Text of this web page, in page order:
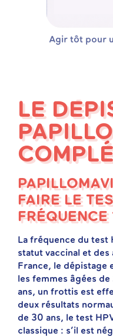
Agir tôt pour
LE
FAIRE LE
FRÉQUENCE
La fréquence du test
statut vaccinal et
France, le dépistage
les femmes âgées de
ans, un frottis est
deux résultats
de 30 ans, le test
classique : s’il est